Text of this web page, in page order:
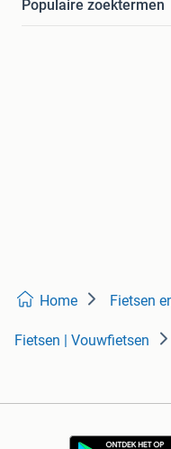
Populaire zoektermen
Home Fietsen
Fietsen | Vouwfietsen